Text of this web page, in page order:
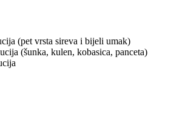
(pet vrsta sireva i bijeli umak)
(šunka, kulen, kobasica, panceta)